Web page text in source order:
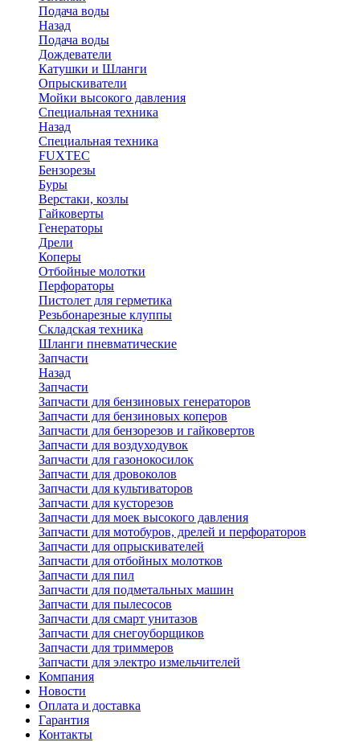
Подача воды
Назад
Подача воды
Дождеватели
Катушки и Шланги
Опрыскиватели
Мойки высокого давления
Специальная техника
Назад
Специальная техника
FUXTEC
Бензорезы
Буры
Верстаки, козлы
Гайковерты
Генераторы
Дрели
Коперы
Отбойные молотки
Перфораторы
Пистолет для герметика
Резьбонарезные клуппы
Складская техника
Шланги пневматические
Запчасти
Назад
Запчасти
Запчасти для бензиновых генераторов
Запчасти для бензиновых коперов
Запчасти для бензорезов и гайковертов
Запчасти для воздуходувок
Запчасти для газонокосилок
Запчасти для дровоколов
Запчасти для культиваторов
Запчасти для кусторезов
Запчасти для моек высокого давления
Запчасти для мотобуров, дрелей и перфораторов
Запчасти для опрыскивателей
Запчасти для отбойных молотков
Запчасти для пил
Запчасти для подметальных машин
Запчасти для пылесосов
Запчасти для смарт унитазов
Запчасти для снегоуборщиков
Запчасти для триммеров
Запчасти для электро измельчителей
Компания
Новости
Оплата и доставка
Гарантия
Контакты